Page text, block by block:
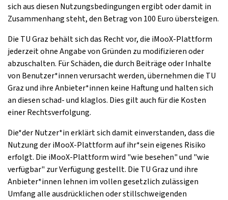
sich aus diesen Nutzungsbedingungen ergibt oder damit in
Zusammenhang steht, den Betrag von 100 Euro übersteigen.
Die TU Graz behält sich das Recht vor, die iMooX-Plattform
jederzeit ohne Angabe von Gründen zu modifizieren oder
abzuschalten. Für Schäden, die durch Beiträge oder Inhalte
von Benutzer*innen verursacht werden, übernehmen die TU
Graz und ihre Anbieter*innen keine Haftung und halten sich
an diesen schad- und klaglos. Dies gilt auch für die Kosten
einer Rechtsverfolgung.
Die*der Nutzer*in erklärt sich damit einverstanden, dass die
Nutzung der iMooX-Plattform auf ihr*sein eigenes Risiko
erfolgt. Die iMooX-Plattform wird "wie besehen" und "wie
verfügbar" zur Verfügung gestellt. Die TU Graz und ihre
Anbieter*innen lehnen im vollen gesetzlich zulässigen
Umfang alle ausdrücklichen oder stillschweigenden